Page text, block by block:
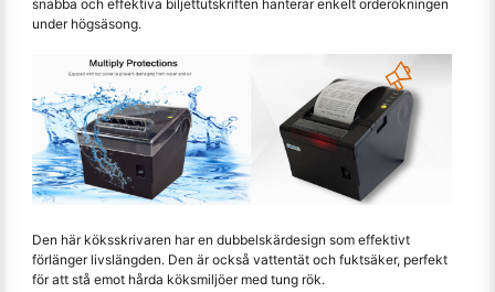
snabba och effektiva biljettutskriften hanterar enkelt orderökningen
under högsäsong.
Den här köksskrivaren har en dubbelskärdesign som effektivt
förlänger livslängden. Den är också vattentät och fuktsäker, perfekt
för att stå emot hårda köksmiljöer med tung rök.